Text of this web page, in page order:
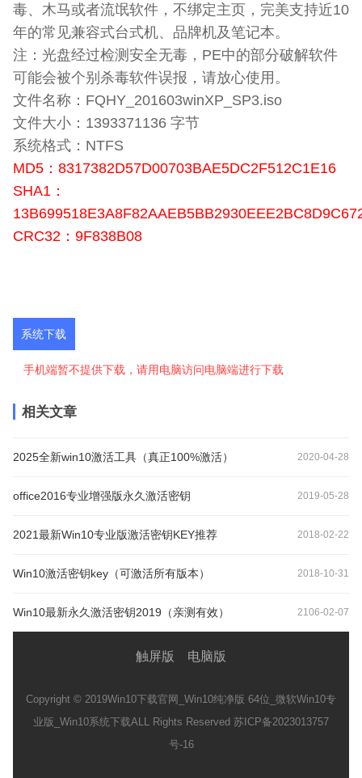
毒、木马或者流氓软件，不绑定主页，完美支持近10
年的常见兼容式台式机、品牌机及笔记本。
注：光盘经过检测安全无毒，PE中的部分破解软件
可能会被个别杀毒软件误报，请放心使用。
文件名称：FQHY_201603winXP_SP3.iso
文件大小：1393371136 字节
系统格式：NTFS
MD5：8317382D57D00703BAE5DC2F512C1E16
SHA1：
CRC32：9F838B08
系统下载
手机端暂不提供下载，请用电脑访问电脑端进行下载
相关文章
2025全新win10激活工具（真正100%激活） 2020-04-28
office2016专业增强版永久激活密钥 2019-05-28
2021最新Win10专业版激活密钥KEY推荐 2018-02-22
Win10激活密钥key（可激活所有版本） 2018-10-31
Win10最新永久激活密钥2019（亲测有效） 2106-02-07
触屏版 电脑版
Copyright © 2019Win10下载官网_Win10纯净版 64位_微软Win10专
业版_Win10系统下载ALL Rights Reserved 苏ICP备2023013757
号-16